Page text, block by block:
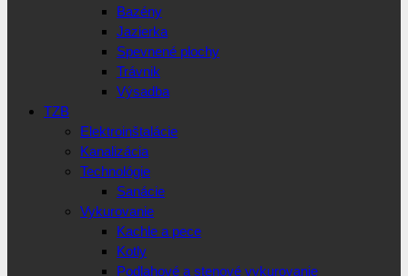
Bazény
Jazierka
Spevnené plochy
Trávnik
Výsadba
TZB
Elektroinštalácie
Kanalizácia
Technológie
Sanácie
Vykurovanie
Kachle a pece
Kotly
Podlahové a stenové vykurovanie